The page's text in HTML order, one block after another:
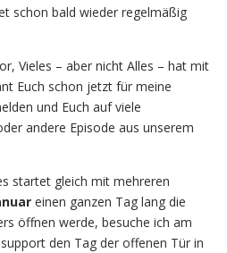
schon bald wieder regelmäßig
Vieles – aber nicht Alles – hat mit
Euch schon jetzt für meine
und Euch auf viele
andere Episode aus unserem
startet gleich mit mehreren
einen ganzen Tag lang die
öffnen werde, besuche ich am
den Tag der offenen Tür in